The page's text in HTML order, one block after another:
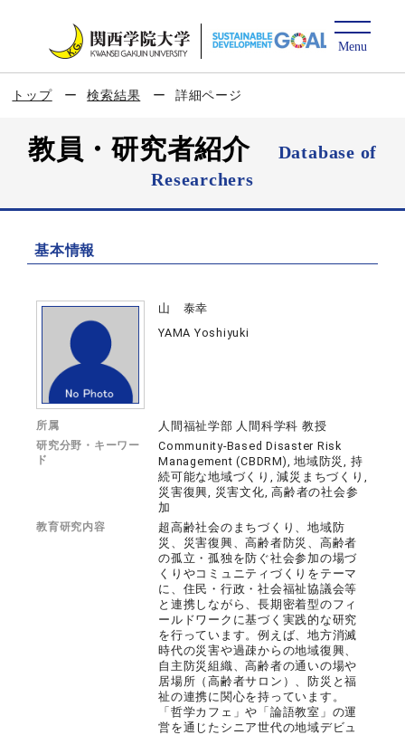
トップ 検索結果 詳細ページ
教員・研究者紹介
Database of
Researchers
基本情報
山 泰幸
YAMA Yoshiyuki
所属 人間福祉学部 人間科学科 教授
研究分野・キーワー
ド
Community-Based Disaster Risk
Management (CBDRM), 地域防災, 持
続可能な地域づくり, 減災まちづくり,
災害復興, 災害文化, 高齢者の社会参
加
教育研究内容
超高齢社会のまちづくり、地域防
災、災害復興、高齢者防災、高齢者
の孤立・孤独を防ぐ社会参加の場づ
くりやコミュニティづくりをテーマ
に、住民・行政・社会福祉協議会等
と連携しながら、長期密着型のフィ
ールドワークに基づく実践的な研究
を行っています。例えば、地方消滅
時代の災害や過疎からの地域復興、
自主防災組織、高齢者の通いの場や
居場所（高齢者サロン）、防災と福
祉の連携に関心を持っています。
「哲学カフェ」や「論語教室」の運
営を通じたシニア世代の地域デビュ